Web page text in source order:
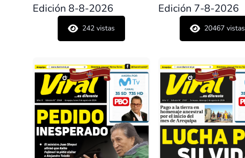
Edición 8-8-2026
242 vistas
Edición 7-8-2026
20467vistas